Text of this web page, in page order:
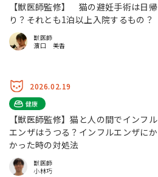
【獣医師監修】 猫の避妊手術は日帰
り？それとも1泊以上入院するもの？
獣医師
濵口 美香
2026.02.19
健康
【獣医師監修】猫と人の間でインフル
エンザはうつる？インフルエンザにか
かった時の対処法
獣医師
小林巧